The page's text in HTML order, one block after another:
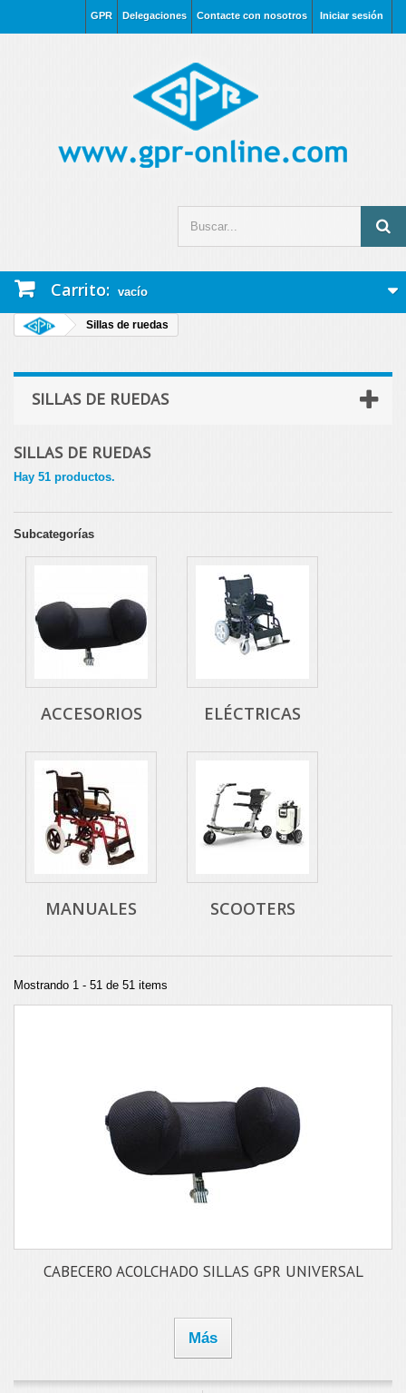
Iniciar sesión
Contacte con nosotros
Delegaciones
GPR
Carrito: vacío
Sillas de ruedas
SILLAS DE RUEDAS
SILLAS DE RUEDAS
Hay 51 productos.
Subcategorías
ACCESORIOS ELÉCTRICAS
MANUALES SCOOTERS
Mostrando 1 - 51 de 51 items
CABECERO ACOLCHADO SILLAS GPR UNIVERSAL
Más